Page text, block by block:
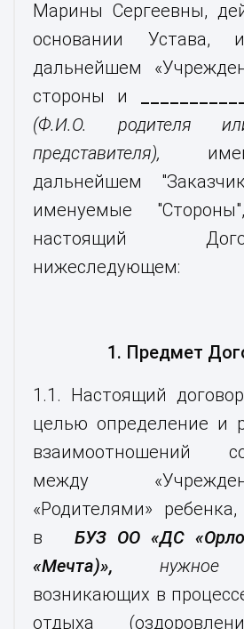
Марины Сергеевны,
основании Устава,
дальнейшем
стороны и
(Ф.И.О. родителя
представителя),
дальнейшем
именуемые
настоящий
нижеследующем:
1. Предмет
1.1. Настоящий
целью определение и
взаимоотношений
между
«Родителями»
в БУЗ ОО «ДС
«Мечта)», нужное
возникающих в
отдыха